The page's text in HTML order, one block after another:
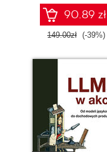
90.89 zł
149.00zł (-39%)